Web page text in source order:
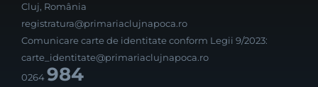
Cluj, România
registratura@primariaclujnapoca.ro
Comunicare carte de identitate conform Legii 9/2023:
carte_identitate@primariaclujnapoca.ro
0264984